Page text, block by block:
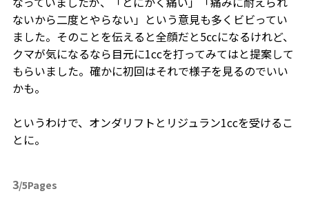
ないから二度とやらない」という意見も多くビビってい
ました。そのことを伝えると全顔だと5㏄になるけれど、
クマが気になるなら目元に1ccを打ってみてはと提案して
もらいました。確かに初回はそれで様子を見るのでいい
かも。
というわけで、オンダリフトとリジュラン1ccを受けるこ
とに。
3/5Pages